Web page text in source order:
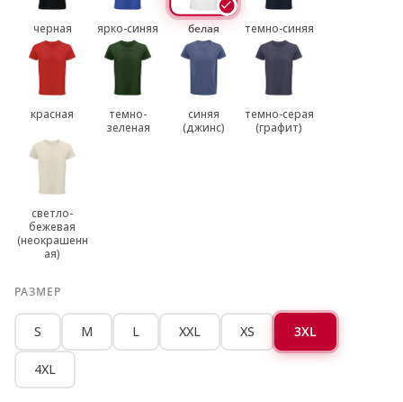
черная ярко-синяя белая темно-синяя
красная
темно-
зеленая
синяя
(джинс)
темно-серая
(графит)
светло-
бежевая
(неокрашенн
ая)
РАЗМЕР
S M L XXL XS 3XL
4XL